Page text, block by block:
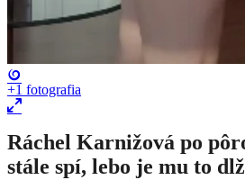
+1 fotografia
Ráchel Karnižová po
stále spí, lebo je mu to